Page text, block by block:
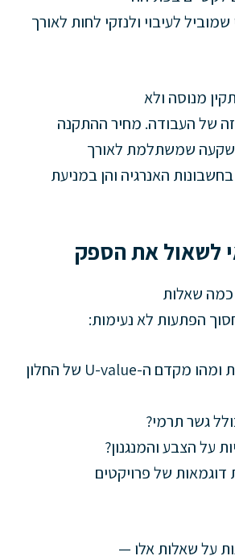
שמוביל לעיבוי ולנזקי לחות לאורך
מנוסה ולא
של העבודה. מחיר ההתקנה
שמשתלמת לאורך
האנרגיה והן במניעת
לשאול את הספק
כמה שאלות
הפתעות לא נעימות:
מה עובי הזכוכית ומהו מקדם ה-U-value של החלון
גשר תרמי?
על הצבע והמנגנון?
דוגמאות של פרויקטים
על שאלות אלו —